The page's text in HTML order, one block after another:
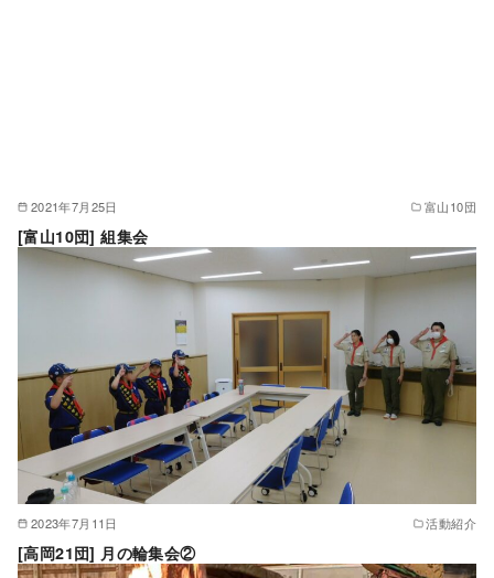
2021年7月25日 富山10団
[富山10団] 組集会
2023年7月11日 活動紹介
[高岡21団] 月の輪集会②